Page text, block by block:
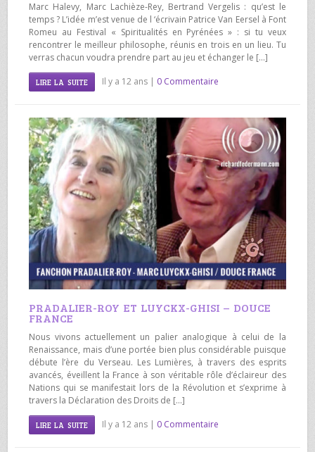
Marc Halevy, Marc Lachièze-Rey, Bertrand Vergelis : qu’est le
temps ? L’idée m’est venue de l ‘écrivain Patrice Van Eersel à Font
Romeu au Festival « Spiritualités en Pyrénées » : si tu veux
rencontrer le meilleur philosophe, réunis en trois en un lieu. Tu
verras chacun voudra prendre part au jeu et échanger le […]
LIRE LA SUITE Il y a 12 ans | 0 Commentaire
PRADALIER-ROY ET LUYCKX-GHISI – DOUCE
FRANCE
Nous vivons actuellement un palier analogique à celui de la
Renaissance, mais d’une portée bien plus considérable puisque
débute l’ère du Verseau. Les Lumières, à travers des esprits
avancés, éveillent la France à son véritable rôle d’éclaireur des
Nations qui se manifestait lors de la Révolution et s’exprime à
travers la Déclaration des Droits de […]
LIRE LA SUITE Il y a 12 ans | 0 Commentaire